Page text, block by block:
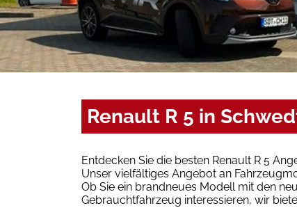
Renault R 5 in
Entdecken Sie die besten Renault R 5
Unser vielfältiges Angebot an
Ob Sie ein brandneues Modell mit den
Gebrauchtfahrzeug interessieren, wir